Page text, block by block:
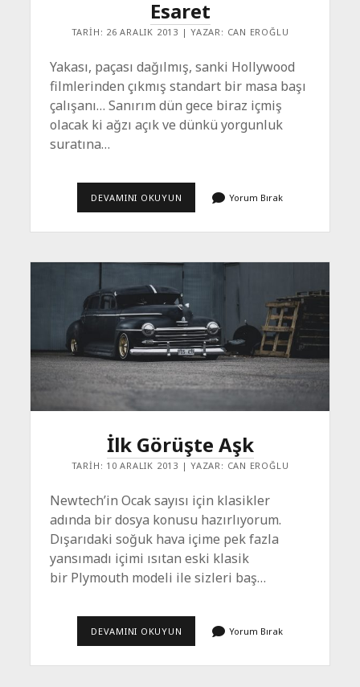
Esaret
TARIH: 26 ARALIK 2013 | YAZAR: CAN EROĞLU
Yakası, paçası dağılmış, sanki Hollywood
filmlerinden çıkmış standart bir masa başı
çalışanı… Sanırım dün gece biraz içmiş
olacak ki ağzı açık ve dünkü yorgunluk
suratına…
DEVAMINI OKUYUN ESARET Yorum Bırak
İlk Görüşte Aşk
TARIH: 10 ARALIK 2013 | YAZAR: CAN EROĞLU
Newtech’in Ocak sayısı için klasikler
adında bir dosya konusu hazırlıyorum.
Dışarıdaki soğuk hava içime pek fazla
yansımadı içimi ısıtan eski klasik
bir Plymouth modeli ile sizleri baş…
DEVAMINI OKUYUN Yorum Bırak